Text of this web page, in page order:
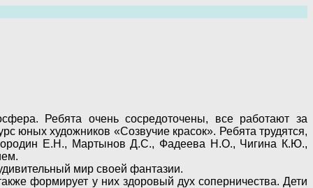
Ребята очень сосредоточены, все работают за
юных художников «Созвучие красок». Ребята трудятся,
Е.Н., Мартынов Д.С., Фадеева Н.О., Чигина К.Ю.,
мир своей фантазии.
формирует у них здоровый дух соперничества. Дети